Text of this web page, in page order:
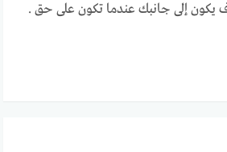
يكون إلى جانبك عندما تكون على حق .